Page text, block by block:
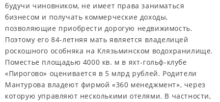
будучи чиновником, не имеет права заниматься
бизнесом и получать коммерческие доходы,
позволяющие приобрести дорогую недвижимость.
Поэтому его 84-летняя мать является владелицей
роскошного особняка на Клязьминском водохранилище.
Поместье площадью 4000 кв. м в яхт-гольф-клубе
«Пирогово» оценивается в 5 млрд рублей. Родители
Мантурова владеют фирмой «360 менеджмент», через
которую управляют несколькими отелями. В частности,